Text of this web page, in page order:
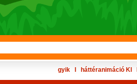
gyik háttéranimáció KI